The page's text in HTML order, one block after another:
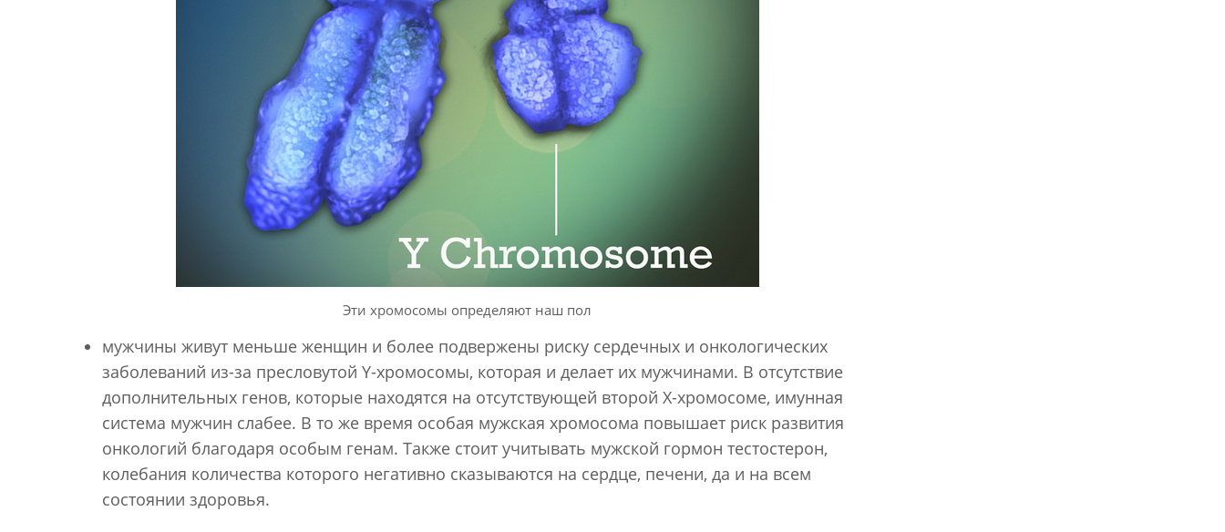
Эти хромосомы определяют наш пол
мужчины живут меньше женщин и более подвержены риску сердечных и онкологических
заболеваний из-за пресловутой Y-хромосомы, которая и делает их мужчинами. В отсутствие
дополнительных генов, которые находятся на отсутствующей второй Х-хромосоме, имунная
система мужчин слабее. В то же время особая мужская хромосома повышает риск развития
онкологий благодаря особым генам. Также стоит учитывать мужской гормон тестостерон,
колебания количества которого негативно сказываются на сердце, печени, да и на всем
состоянии здоровья.